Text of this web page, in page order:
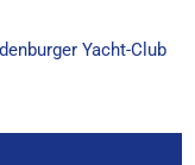
Yacht-Club